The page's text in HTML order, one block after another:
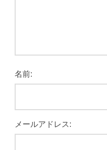
名前:
メールアドレス: